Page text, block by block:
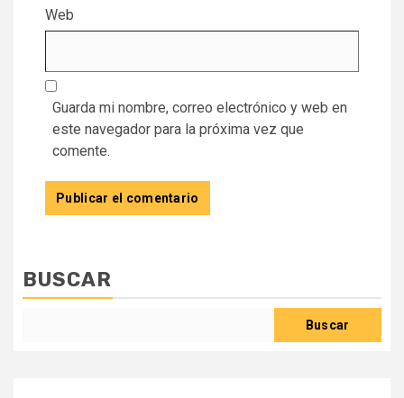
Web
Guarda mi nombre, correo electrónico y web en
este navegador para la próxima vez que
comente.
BUSCAR
Buscar